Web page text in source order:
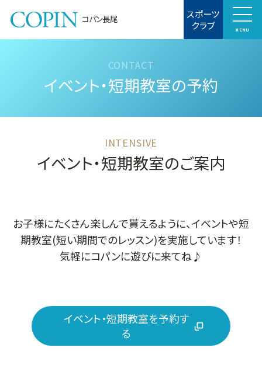
コパン長尾 スポーツ
クラブ MENU
イベント・短期教室の予約
イベント・短期教室のご案内
お子様にたくさん楽しんで貰えるように、イベントや短
期教室(短い期間でのレッスン)を実施しています！
気軽にコパンに遊びに来てね♪
イベント・短期教室を予約す
る